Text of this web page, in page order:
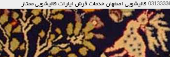
قالیشویی اصفهان خدمات فرش اپارات قالیشویی ممتاز